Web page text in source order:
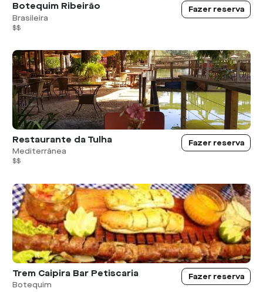
Botequim Ribeirão
Brasileira
$$
Fazer reserva
Restaurante da Tulha
Mediterrânea
$$
Fazer reserva
Trem Caipira Bar Petiscaria
Botequim
Fazer reserva